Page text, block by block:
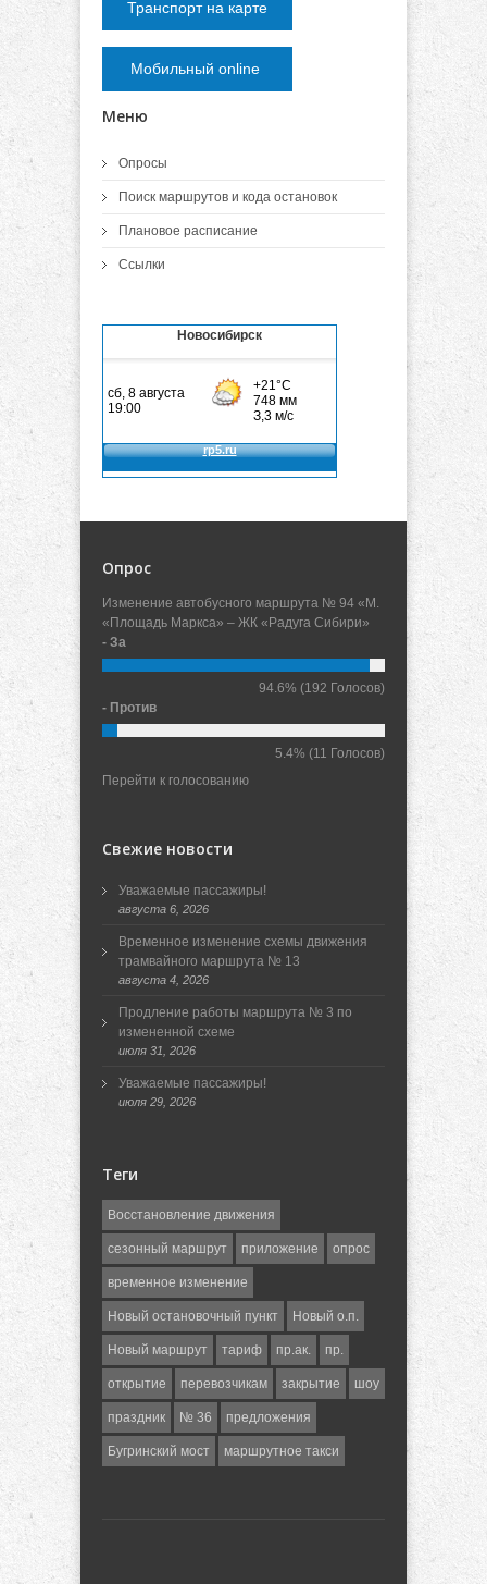
Транспорт на карте
Мобильный online
Меню
Опросы
Поиск маршрутов и кода остановок
Плановое расписание
Ссылки
Новосибирск
Опрос
Изменение автобусного маршрута № 94 «М.
«Площадь Маркса» – ЖК «Радуга Сибири»
- За
94.6% (192 Голосов)
- Против
5.4% (11 Голосов)
Перейти к голосованию
Свежие новости
Уважаемые пассажиры!
августа 6, 2026
Временное изменение схемы движения
трамвайного маршрута № 13
августа 4, 2026
Продление работы маршрута № 3 по
измененной схеме
июля 31, 2026
Уважаемые пассажиры!
июля 29, 2026
Теги
Восстановление движения
сезонный маршрут приложение опрос
временное изменение
Новый остановочный пункт Новый о.п.
Новый маршрут тариф пр.ак. пр.
открытие перевозчикам закрытие шоу
праздник № 36 предложения
Бугринский мост маршрутное такси